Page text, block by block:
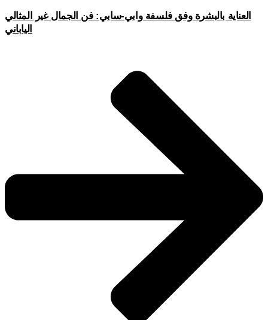
العناية بالبشرة وفق فلسفة وابي-سابي: فن الجمال غير المثالي
الياباني